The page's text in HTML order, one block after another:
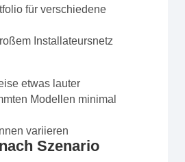
für verschiedene
Installateursnetz
etwas lauter
Modellen minimal
variieren
Szenario